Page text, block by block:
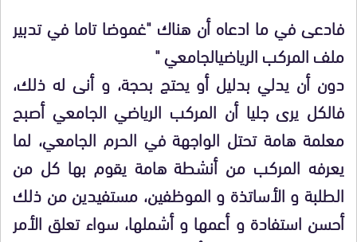
فادعى في ما ادعاه أن هناك "غموضا تاما في تدبير
ملف المركب الرياضيالجامعي "
دون أن يدلي بدليل أو يحتج بحجة، و أنى له ذلك،
فالكل يرى جليا أن المركب الرياضي الجامعي أصبح
معلمة هامة تحتل الواجهة في الحرم الجامعي، لما
يعرفه المركب من أنشطة هامة يقوم بها كل من
الطلبة و الأساتذة و الموظفين، مستفيدين من ذلك
أحسن استفادة و أعمها و أشملها، سواء تعلق الأمر